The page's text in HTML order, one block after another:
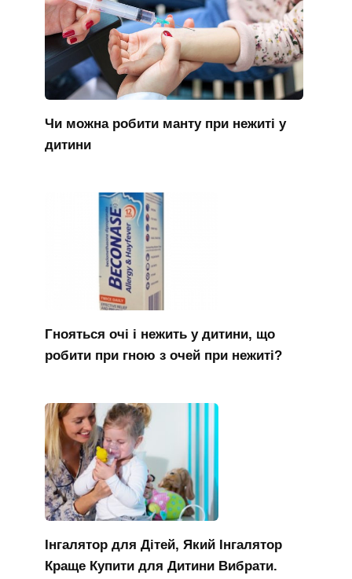
Чи можна робити манту при нежиті у
дитини
Гнояться очі і нежить у дитини, що
робити при гною з очей при нежиті?
Інгалятор для Дітей, Який Інгалятор
Краще Купити для Дитини Вибрати.